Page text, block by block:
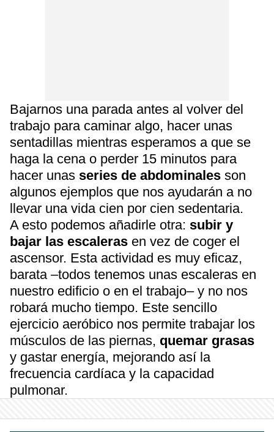
Bajarnos una parada antes al volver del
trabajo para caminar algo, hacer unas
sentadillas mientras esperamos a que se
haga la cena o perder 15 minutos para
hacer unas series de abdominales son
algunos ejemplos que nos ayudarán a no
llevar una vida cien por cien sedentaria.
A esto podemos añadirle otra: subir y
bajar las escaleras en vez de coger el
ascensor. Esta actividad es muy eficaz,
barata –todos tenemos unas escaleras en
nuestro edificio o en el trabajo– y no nos
robará mucho tiempo. Este sencillo
ejercicio aeróbico nos permite trabajar los
músculos de las piernas, quemar grasas
y gastar energía, mejorando así la
frecuencia cardíaca y la capacidad
pulmonar.